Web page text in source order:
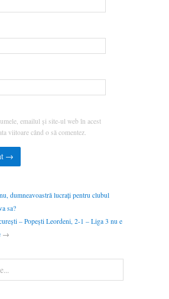
emailul și site-ul web în acest
viitoare când o să comentez.
dumneavoastră lucrați pentru clubul
sa?
– Popești Leordeni, 2-1 – Liga 3 nu e
→